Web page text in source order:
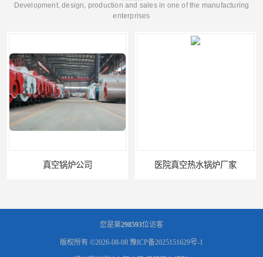
Development, design, production and sales in one of the manufacturing
enterprises
真空锅炉公司 医院真空热水锅炉厂家
您是第298593位访客
版权所有 ©2026-08-08 豫ICP备2025151629号-1